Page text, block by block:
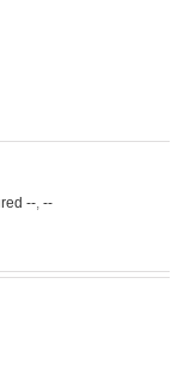
--, --